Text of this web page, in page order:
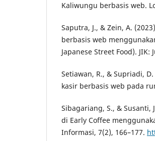
Kaliwungu berbasis web.
Saputra, J., & Zein, A.
berbasis web
Japanese Street Food).
Setiawan, R., & Supriadi,
kasir berbasis web pada
Sibagariang, S., & Susanti,
di Early Coffee
Informasi, 7(2), 166–177.